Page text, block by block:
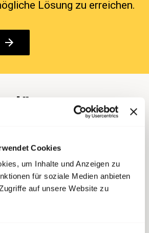
Cookies
um Inhalte und Anzeigen zu
für soziale Medien anbieten
auf unsere Website zu
Lösung zu erreichen.
von
dir die Teilnahme an einem
Anlässe:
von 11 – 12 Uhr, Curling
AG, Mingerstrasse 16, 3014